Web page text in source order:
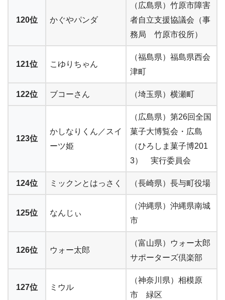
120位 かぐやパンダ
（広島県）竹原市障害
者自立支援協議会（事
務局 竹原市役所）
121位 こゆりちゃん
（福島県）福島県西会
津町
122位 ブコーさん （埼玉県）横瀬町
123位
かしなりくん／スイ
ーツ姫
（広島県）第26回全国
菓子大博覧会・広島
（ひろしま菓子博201
3） 実行委員会
124位 ミックンとはっさく （長崎県）長与町役場
125位 なんじぃ
（沖縄県）沖縄県南城
市
126位 ウォー太郎
（富山県）ウォー太郎
サポーターズ倶楽部
127位 ミウル
（神奈川県）相模原
市 緑区